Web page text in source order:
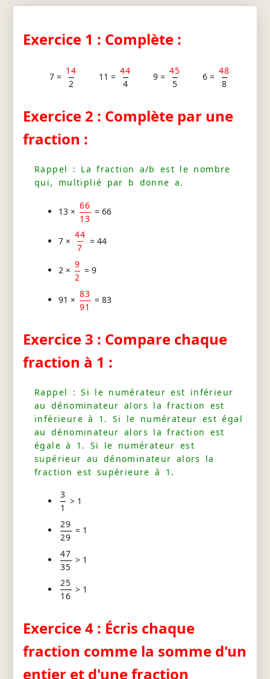
Exercice 1 : Complète :
7 =
14
2
11 =
44
4
9 =
45
5
6 =
48
8
Exercice 2 : Complète par une
fraction :
Rappel : La fraction a/b est le nombre
qui, multiplié par b donne a.
13 ×
66
13
= 66
7 ×
44
7
= 44
2 ×
9
2
= 9
91 ×
83
91
= 83
Exercice 3 : Compare chaque
fraction à 1 :
Rappel : Si le numérateur est inférieur
au dénominateur alors la fraction est
inférieure à 1. Si le numérateur est égal
au dénominateur alors la fraction est
égale à 1. Si le numérateur est
supérieur au dénominateur alors la
fraction est supérieure à 1.
3
1
> 1
29
29
= 1
47
35
> 1
25
16
> 1
Exercice 4 : Écris chaque
fraction comme la somme d'un
entier et d'une fraction